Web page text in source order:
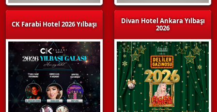
CK Farabi Hotel 2026 Yılbaşı
Divan Hotel Ankara Yılbaşı
2026